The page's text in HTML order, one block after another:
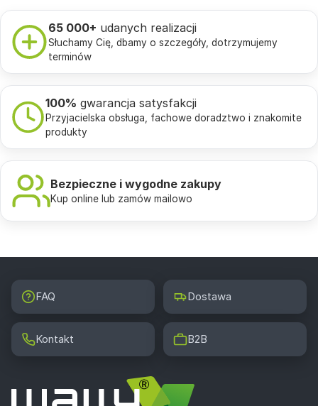
65 000+ udanych realizacji
Słuchamy Cię, dbamy o szczegóły, dotrzymujemy
terminów
100% gwarancja satysfakcji
Przyjacielska obsługa, fachowe doradztwo i znakomite
produkty
Bezpieczne i wygodne zakupy
Kup online lub zamów mailowo
FAQ Dostawa
Kontakt B2B